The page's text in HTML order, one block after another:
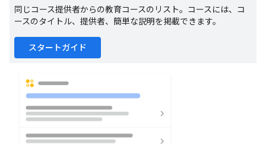
同じコース提供者からの教育コースのリスト。コースには、コ
ースのタイトル、提供者、簡単な説明を掲載できます。
スタートガイド